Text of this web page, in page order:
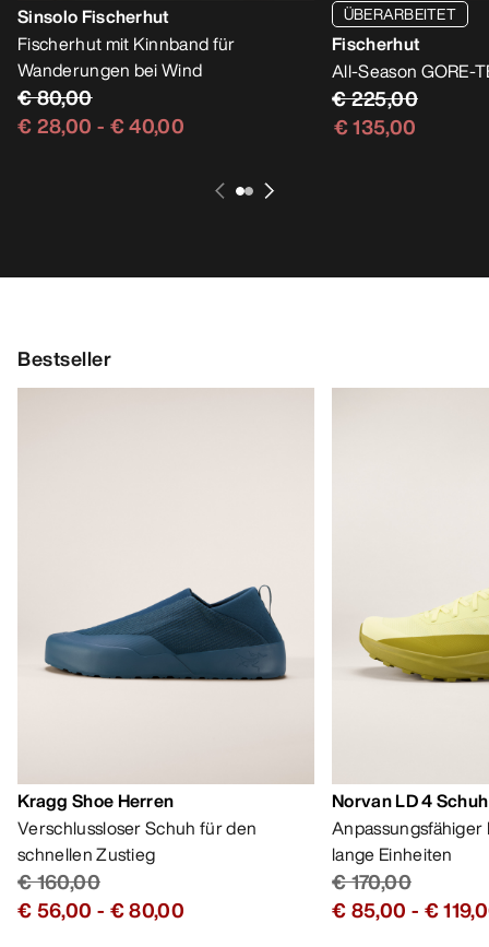
Sinsolo Fischerhut
Fischerhut mit Kinnband für
Wanderungen bei Wind
€ 80,00
€ 28,00 - € 40,00
ÜBERARBEITET
Fischerhut
All-Season GORE-
€ 225,00
€ 135,00
Bestseller
Kragg Shoe Herren
Verschlussloser Schuh für den
schnellen Zustieg
€ 160,00
€ 56,00 - € 80,00
Norvan LD 4
lange Einheiten
€ 170,00
€ 85,00 - €